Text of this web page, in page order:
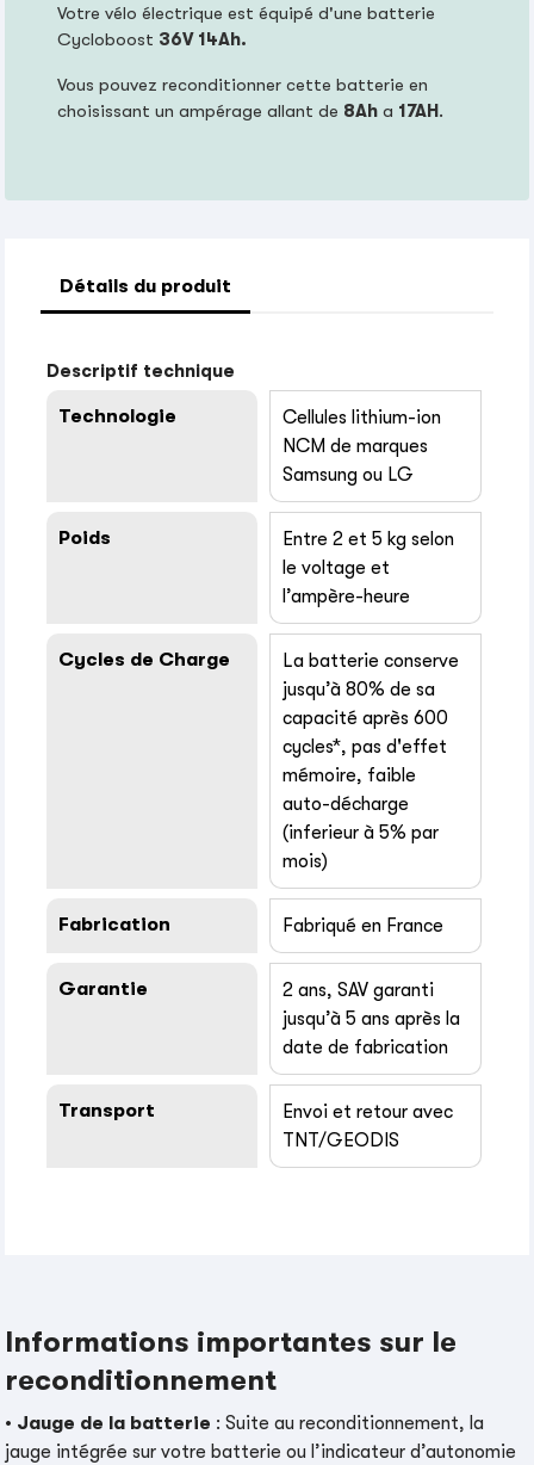
Votre vélo électrique est équipé d'une batterie
Cycloboost 36V 14Ah.
Vous pouvez reconditionner cette batterie en
choisissant un ampérage allant de 8Ah a 17AH.
Détails du produit
Descriptif technique
Technologie
Cellules lithium-ion
NCM de marques
Samsung ou LG
Poids
Entre 2 et 5 kg selon
le voltage et
l’ampère-heure
Cycles de Charge
La batterie conserve
jusqu’à 80% de sa
capacité après 600
cycles*, pas d'effet
mémoire, faible
auto-décharge
(inferieur à 5% par
mois)
Fabrication Fabriqué en France
Garantie
2 ans, SAV garanti
jusqu’à 5 ans après la
date de fabrication
Transport
Envoi et retour avec
TNT/GEODIS
Informations importantes sur le
reconditionnement
• Jauge de la batterie : Suite au reconditionnement, la
jauge intégrée sur votre batterie ou l’indicateur d’autonomie